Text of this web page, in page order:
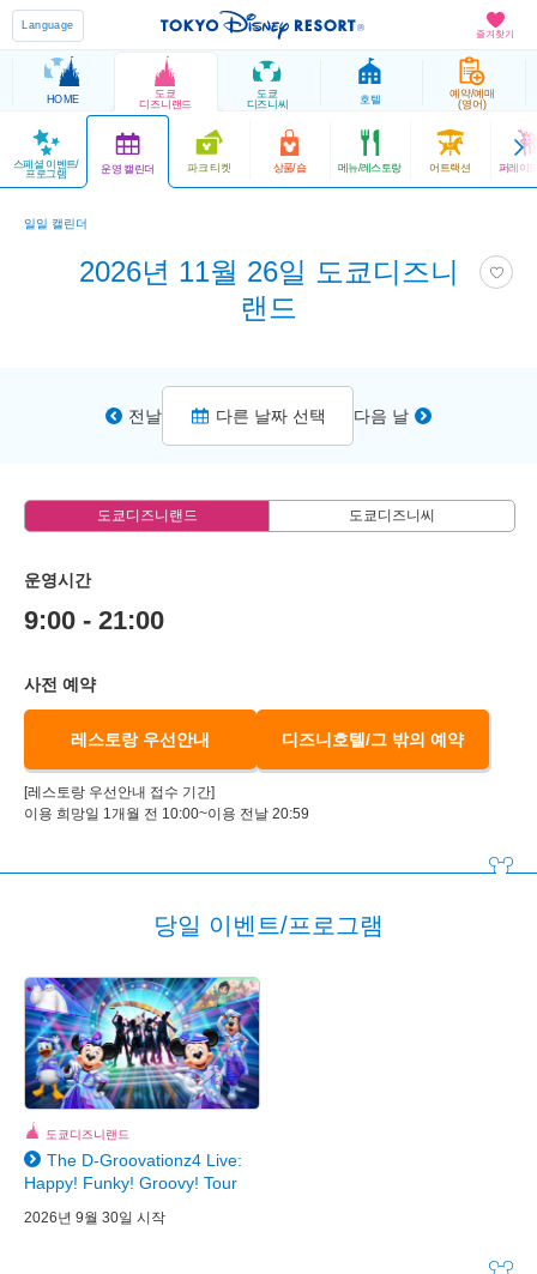
즐겨찾기
Language
HOME
도쿄
디즈니랜드
도쿄
디즈니씨
호텔
예약/예매
(영어)
스페셜 이벤트/
프로그램 운영 캘린더 파크 티켓 상품/숍 메뉴/레스토랑 어트랙션 퍼레이
일일 캘린더
2026년 11월 26일 도쿄디즈니
랜드
전날 다른 날짜 선택 다음 날
도쿄디즈니랜드 도쿄디즈니씨
운영시간
9:00 - 21:00
사전 예약
레스토랑 우선안내 디즈니호텔/그 밖의 예약
[레스토랑 우선안내 접수 기간]
이용 희망일 1개월 전 10:00~이용 전날 20:59
당일 이벤트/프로그램
도쿄디즈니랜드
The D-Groovationz4 Live:
Happy! Funky! Groovy! Tour
2026년 9월 30일 시작